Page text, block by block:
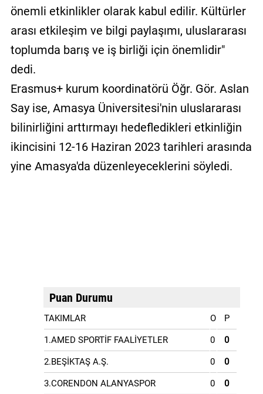
önemli etkinlikler olarak kabul edilir. Kültürler
arası etkileşim ve bilgi paylaşımı, uluslararası
toplumda barış ve iş birliği için önemlidir"
dedi.
Erasmus+ kurum koordinatörü Öğr. Gör. Aslan
Say ise, Amasya Üniversitesi'nin uluslararası
bilinirliğini arttırmayı hedefledikleri etkinliğin
ikincisini 12-16 Haziran 2023 tarihleri arasında
yine Amasya'da düzenleyeceklerini söyledi.
Puan Durumu
TAKIMLAR O P
1.AMED SPORTİF FAALİYETLER 0 0
2.BEŞİKTAŞ A.Ş. 0 0
3.CORENDON ALANYASPOR 0 0